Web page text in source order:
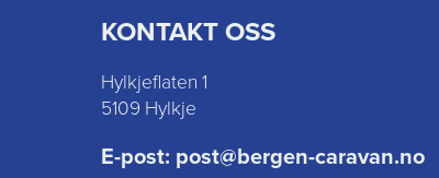
KONTAKT OSS
Hylkjeflaten 1
5109 Hylkje
E-post: post@bergen-caravan.no